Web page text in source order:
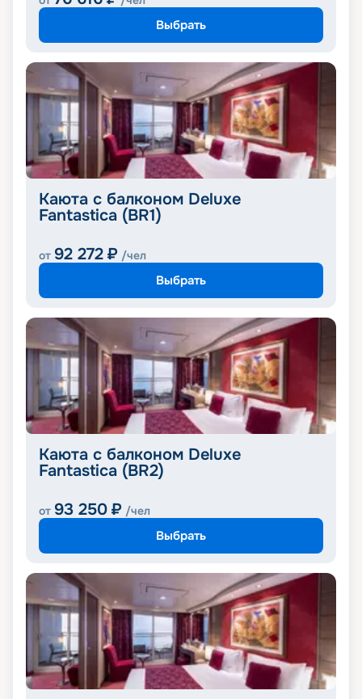
Выбрать
Каюта с балконом Deluxe
Fantastica (BR1)
от 92 272 ₽ /чел
Выбрать
Каюта с балконом Deluxe
Fantastica (BR2)
от 93 250 ₽ /чел
Выбрать